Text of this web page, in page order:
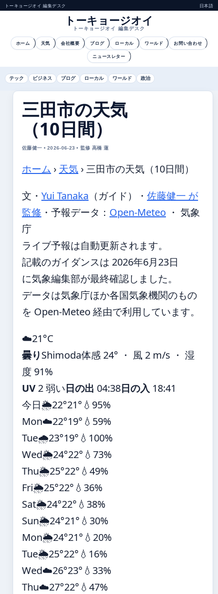
トーキョージオイ 編集デスク 日本語
トーキョージオイ
トーキョージオイ 編集デスク
ホーム 天気 会社概要 ブログ ローカル ワールド お問い合わせ
ニュースレター
テック ビジネス ブログ ローカル ワールド 政治
三田市の天気
（10日間）
佐藤健一 • 2026-06-23 • 監修 高橋 蓮
ホーム › 天気 ›三田市の天気（10日間）
文・ Yui Tanaka （ガイド） ・ 佐藤健一 が
監修 ・ 予報データ： Open-Meteo ・ 気象
庁
ライブ予報は自動更新されます。
記載のガイダンスは 2026年6月23日
に気象編集部が最終確認しました。
データは気象庁ほか各国気象機関のもの
を Open-Meteo 経由で利用しています。
☁️21°C
曇りShimoda体感 24° ・ 風 2 m/s ・ 湿
度 91%
UV 2 弱い日の出 04:38日の入 18:41
今日🌦️22°21° 💧95%
Mon☁️22°19° 💧59%
Tue🌧️23°19° 💧100%
Wed🌦️24°22° 💧73%
Thu🌦️25°22° 💧49%
Fri🌦️25°22° 💧36%
Sat🌦️24°22° 💧38%
Sun🌦️24°21° 💧30%
Mon🌦️24°21° 💧20%
Tue🌦️25°22° 💧16%
Wed☁️26°23° 💧33%
Thu☁️27°22° 💧47%